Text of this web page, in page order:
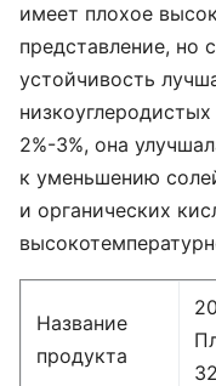
имеет плохое
представление, но
устойчивость
2%-3%, она
к уменьшению
и органических
Название
продукта